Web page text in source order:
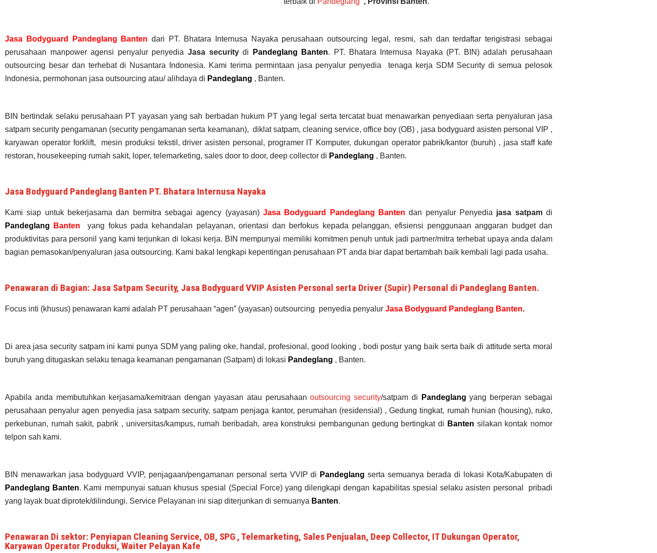
Jasa Bodyguard Pandeglang Banten dari PT. Bhatara Internusa Nayaka perusahaan outsourcing legal, resmi, sah dan terdaftar terigistrasi sebagai
perusahaan manpower agensi penyalur penyedia Jasa securitydi Pandeglang Banten. PT. Bhatara Internusa Nayaka (PT. BIN) adalah perusahaan
outsourcing besar dan terhebat di Nusantara Indonesia. Kami terima permintaan jasa penyalur penyedia tenaga kerja SDM Security di semua pelosok
Indonesia, permohonan jasa outsourcing atau/ alihdaya di Pandeglang , Banten.
BIN bertindak selaku perusahaan PT yayasan yang sah berbadan hukum PT yang legal serta tercatat buat menawarkan penyediaan serta penyaluran jasa
satpam security pengamanan (security pengamanan serta keamanan), diklat satpam, cleaning service, office boy (OB) , jasa bodyguard asisten personal VIP ,
karyawan operator forklift, mesin produksi tekstil, driver asisten personal, programer IT Komputer, dukungan operator pabrik/kantor (buruh) , jasa staff kafe
restoran, housekeeping rumah sakit, loper, telemarketing, sales door to door, deep collector di Pandeglang , Banten.
Jasa Bodyguard Pandeglang Banten PT. Bhatara Internusa Nayaka
Kami siap untuk bekerjasama dan bermitra sebagai agency (yayasan) Jasa Bodyguard Pandeglang Banten dan penyalur Penyedia jasa satpamdi
Pandeglang Banten
yang fokus pada kehandalan pelayanan, orientasi dan berfokus kepada pelanggan, efisiensi penggunaan anggaran budget dan
produktivitas para personil yang kami terjunkan di lokasi kerja. BIN mempunyai memiliki komitmen penuh untuk jadi partner/mitra terhebat upaya anda dalam
bagian pemasokan/penyaluran jasa outsourcing. Kami bakal lengkapi kepentingan perusahaan PT anda biar dapat bertambah baik kembali lagi pada usaha.
Penawaran di Bagian: Jasa Satpam Security, Jasa Bodyguard VVIP Asisten Personal serta Driver (Supir) Personal di Pandeglang Banten.
Focus inti (khusus) penawaran kami adalah PT perusahaan “agen” (yayasan) outsourcing penyedia penyalur Jasa Bodyguard Pandeglang Banten.
Di area jasa security satpamini kami punya SDM yang paling oke, handal, profesional, good looking , bodi postur yang baik serta baik di attitude serta moral
buruh yang ditugaskan selaku tenaga keamanan pengamanan (Satpam) di lokasi Pandeglang , Banten.
Apabila anda membutuhkan kerjasama/kemitraan dengan yayasan atau perusahaanoutsourcing security/satpam di Pandeglang yang berperan sebagai
perusahaan penyaluragen penyedia jasa satpam security, satpam penjaga kantor, perumahan (residensial) , Gedung tingkat, rumah hunian (housing), ruko,
perkebunan, rumah sakit, pabrik , universitas/kampus, rumah beribadah, area konstruksi pembangunan gedung bertingkat di Banten silakan kontak nomor
telpon sah kami.
BIN menawarkan jasa bodyguard VVIP, penjagaan/pengamanan personal serta VVIP di Pandeglang serta semuanya berada di lokasi Kota/Kabupaten di
Pandeglang Banten. Kami mempunyai satuan khusus spesial (Special Force) yang dilengkapi dengan kapabilitas spesial selaku asisten personal pribadi
yang layak buat diprotek/dilindungi. Service Pelayanan ini siap diterjunkan di semuanya Banten.
Penawaran Di sektor: Penyiapan Cleaning Service, OB, SPG , Telemarketing, Sales Penjualan, Deep Collector, IT Dukungan Operator,
Karyawan Operator Produksi, Waiter Pelayan Kafe